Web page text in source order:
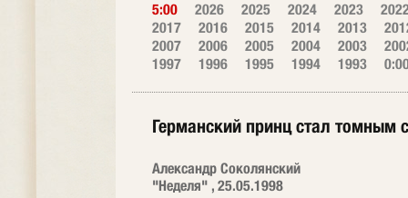
5:00 2026 2025 2024 2023
2017
2016 2015 2014 2013
2007
2006 2005 2004 2003
1997
1996 1995 1994 1993
Германский принц стал томным
Александр Соколянский
"Неделя" , 25.05.1998